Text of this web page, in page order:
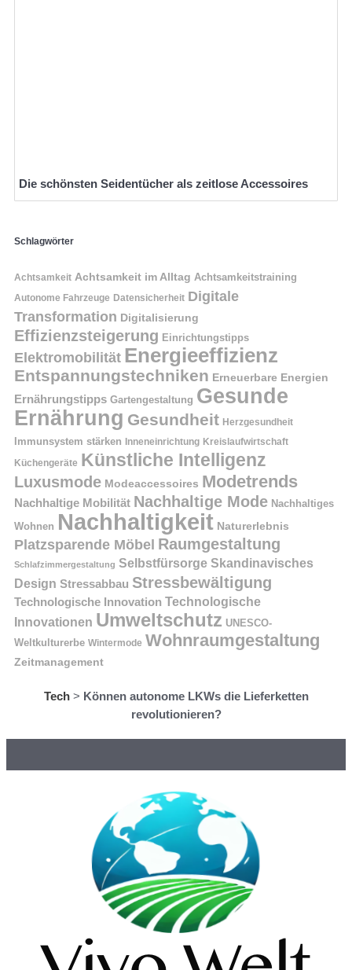
Die schönsten Seidentücher als zeitlose Accessoires
Schlagwörter
Achtsamkeit Achtsamkeit im Alltag Achtsamkeitstraining
Autonome Fahrzeuge Datensicherheit Digitale
Transformation Digitalisierung
Effizienzsteigerung Einrichtungstipps
Elektromobilität Energieeffizienz
Entspannungstechniken Erneuerbare Energien
Ernährungstipps Gartengestaltung Gesunde
Ernährung Gesundheit Herzgesundheit
Immunsystem stärken Inneneinrichtung Kreislaufwirtschaft
Küchengeräte Künstliche Intelligenz
Luxusmode Modeaccessoires Modetrends
Nachhaltige Mobilität Nachhaltige Mode Nachhaltiges
Wohnen Nachhaltigkeit Naturerlebnis
Platzsparende Möbel Raumgestaltung
Schlafzimmergestaltung Selbstfürsorge Skandinavisches
Design Stressabbau Stressbewältigung
Technologische Innovation Technologische
Innovationen Umweltschutz UNESCO-
Weltkulturerbe Wintermode Wohnraumgestaltung
Zeitmanagement
Tech> Können autonome LKWs die Lieferketten
revolutionieren?